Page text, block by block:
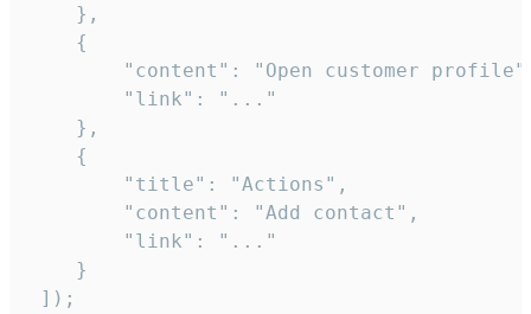
    },
    {
"content": "Open customer
        "link": "..."
    },
    {
        "title": "Actions",
        "content": "Add contact",
        "link": "..."
    }
]);